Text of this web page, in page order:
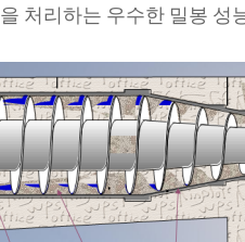
처리하는 우수한 밀봉 성